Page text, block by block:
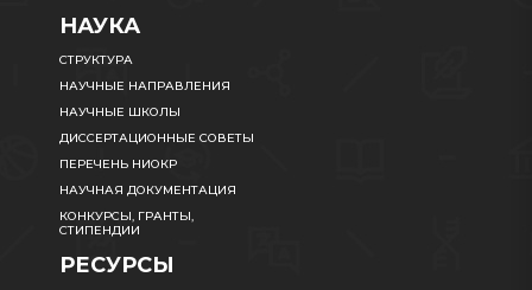
НАУКА
СТРУКТУРА
НАУЧНЫЕ НАПРАВЛЕНИЯ
НАУЧНЫЕ ШКОЛЫ
ДИССЕРТАЦИОННЫЕ СОВЕТЫ
ПЕРЕЧЕНЬ НИОКР
НАУЧНАЯ ДОКУМЕНТАЦИЯ
КОНКУРСЫ, ГРАНТЫ,
СТИПЕНДИИ
РЕСУРСЫ